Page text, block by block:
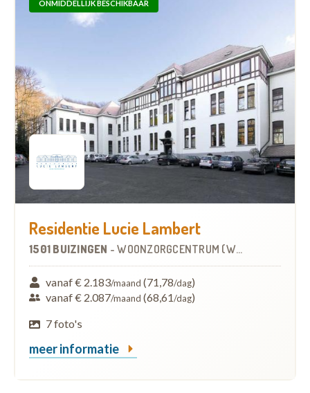
ONMIDDELLIJK BESCHIKBAAR
Residentie Lucie Lambert
1501 BUIZINGEN -WOONZORGCENTRUM (WZC)
vanaf € 2.183/maand (71,78/dag)
vanaf € 2.087/maand (68,61/dag)
7 foto's
meer informatie